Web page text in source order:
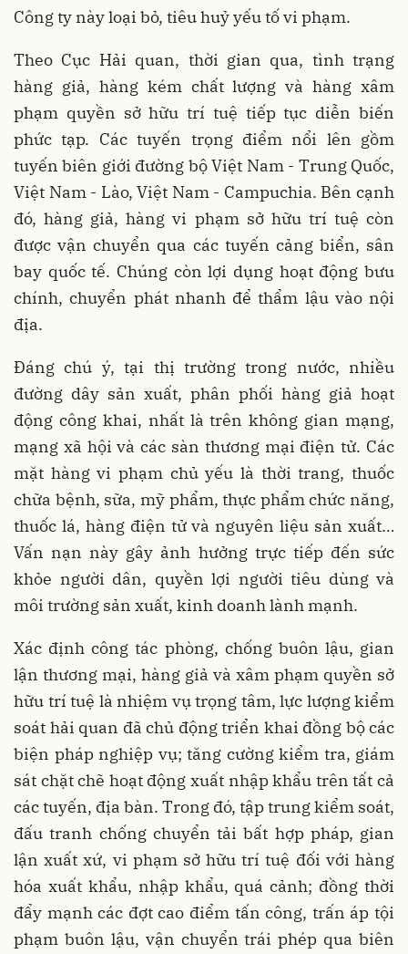
Công ty này loại bỏ, tiêu huỷ yếu tố vi phạm.
Theo Cục Hải quan, thời gian qua, tình trạng
hàng giả, hàng kém chất lượng và hàng xâm
phạm quyền sở hữu trí tuệ tiếp tục diễn biến
phức tạp. Các tuyến trọng điểm nổi lên gồm
tuyến biên giới đường bộ Việt Nam - Trung Quốc,
Việt Nam - Lào, Việt Nam - Campuchia. Bên cạnh
đó, hàng giả, hàng vi phạm sở hữu trí tuệ còn
được vận chuyển qua các tuyến cảng biển, sân
bay quốc tế. Chúng còn lợi dụng hoạt động bưu
chính, chuyển phát nhanh để thẩm lậu vào nội
địa.
Đáng chú ý, tại thị trường trong nước, nhiều
đường dây sản xuất, phân phối hàng giả hoạt
động công khai, nhất là trên không gian mạng,
mạng xã hội và các sàn thương mại điện tử. Các
mặt hàng vi phạm chủ yếu là thời trang, thuốc
chữa bệnh, sữa, mỹ phẩm, thực phẩm chức năng,
thuốc lá, hàng điện tử và nguyên liệu sản xuất…
Vấn nạn này gây ảnh hưởng trực tiếp đến sức
khỏe người dân, quyền lợi người tiêu dùng và
môi trường sản xuất, kinh doanh lành mạnh.
Xác định công tác phòng, chống buôn lậu, gian
lận thương mại, hàng giả và xâm phạm quyền sở
hữu trí tuệ là nhiệm vụ trọng tâm, lực lượng kiểm
soát hải quan đã chủ động triển khai đồng bộ các
biện pháp nghiệp vụ; tăng cường kiểm tra, giám
sát chặt chẽ hoạt động xuất nhập khẩu trên tất cả
các tuyến, địa bàn. Trong đó, tập trung kiểm soát,
đấu tranh chống chuyển tải bất hợp pháp, gian
lận xuất xứ, vi phạm sở hữu trí tuệ đối với hàng
hóa xuất khẩu, nhập khẩu, quá cảnh; đồng thời
đẩy mạnh các đợt cao điểm tấn công, trấn áp tội
phạm buôn lậu, vận chuyển trái phép qua biên